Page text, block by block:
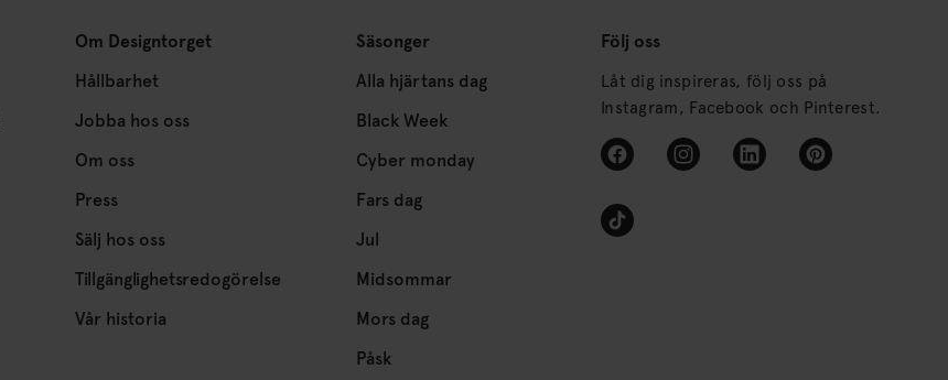
Om Designtorget
Hållbarhet
Jobba hos oss
Om oss
Press
Sälj hos oss
Tillgänglighetsredogörelse
Vår historia
Säsonger
Alla hjärtans dag
Black Week
Cyber monday
Fars dag
Jul
Midsommar
Mors dag
Påsk
Följ oss
Låt dig inspireras, följ oss på
Instagram, Facebook och Pinterest.